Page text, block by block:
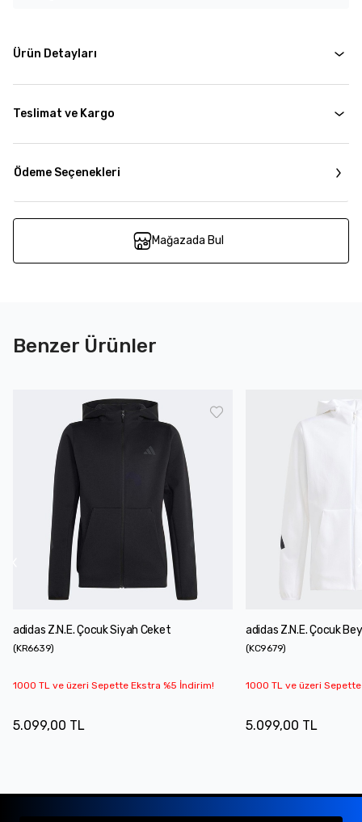
Ürün Detayları
Teslimat ve Kargo
Ödeme Seçenekleri
Mağazada Bul
Benzer Ürünler
adidas Z.N.E. Çocuk Siyah Ceket
(KR6639)
1000 TL ve üzeri Sepette Ekstra %5 İndirim!
5.099,00 TL
adidas Z.N.E. Çocuk
(KC9679)
1000 TL ve üzeri
5.099,00 TL